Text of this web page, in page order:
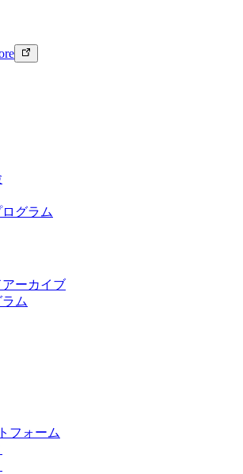
で収益化
ヒット作を制作して成長させる
規模なゲームを開発する
ラットフォーム向けにローンチする
ーム
ーム制作を簡素化
術的ヒント
ー、プレスセンター
証明する
グラム
ーカイブ
ム
フォーム